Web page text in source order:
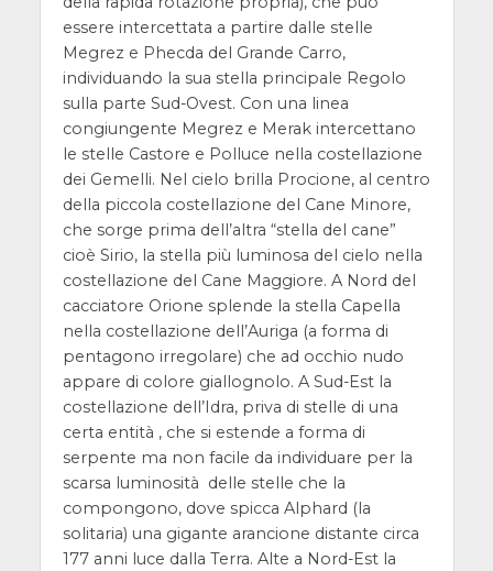
essere intercettata a partire dalle stelle
Megrez e Phecda del Grande Carro,
individuando la sua stella principale Regolo
sulla parte Sud-Ovest. Con una linea
congiungente Megrez e Merak intercettano
le stelle Castore e Polluce nella costellazione
dei Gemelli. Nel cielo brilla Procione, al centro
della piccola costellazione del Cane Minore,
che sorge prima dell’altra “stella del cane”
cioè Sirio, la stella più luminosa del cielo nella
costellazione del Cane Maggiore. A Nord del
cacciatore Orione splende la stella Capella
nella costellazione dell’Auriga (a forma di
pentagono irregolare) che ad occhio nudo
appare di colore giallognolo. A Sud-Est la
costellazione dell’Idra, priva di stelle di una
certa entità , che si estende a forma di
serpente ma non facile da individuare per la
scarsa luminosità delle stelle che la
compongono, dove spicca Alphard (la
solitaria) una gigante arancione distante circa
177 anni luce dalla Terra. Alte a Nord-Est la